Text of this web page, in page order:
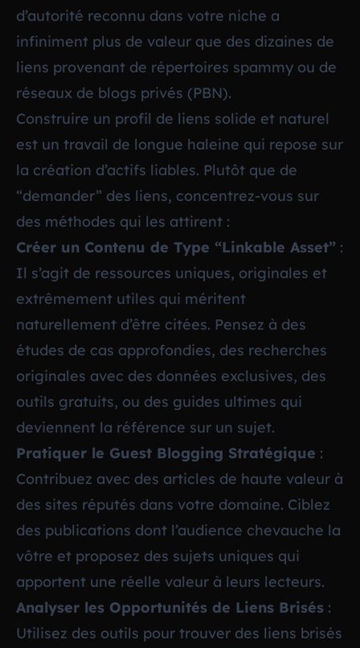
d’autorité reconnu dans votre niche a
infiniment plus de valeur que des dizaines de
liens provenant de répertoires spammy ou de
réseaux de blogs privés (PBN).
Construire un profil de liens solide et naturel
est un travail de longue haleine qui repose sur
la création d’actifs liables. Plutôt que de
“demander” des liens, concentrez-vous sur
des méthodes qui les attirent :
Créer un Contenu de Type “Linkable Asset” :
Il s’agit de ressources uniques, originales et
extrêmement utiles qui méritent
naturellement d’être citées. Pensez à des
études de cas approfondies, des recherches
originales avec des données exclusives, des
outils gratuits, ou des guides ultimes qui
deviennent la référence sur un sujet.
Pratiquer le Guest Blogging Stratégique :
Contribuez avec des articles de haute valeur à
des sites réputés dans votre domaine. Ciblez
des publications dont l’audience chevauche la
vôtre et proposez des sujets uniques qui
apportent une réelle valeur à leurs lecteurs.
Analyser les Opportunités de Liens Brisés :
Utilisez des outils pour trouver des liens brisés